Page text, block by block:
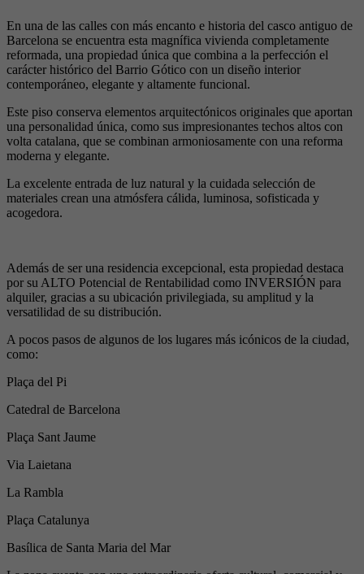
En una de las calles con más encanto e historia del casco antiguo de
Barcelona se encuentra esta magnífica vivienda completamente
reformada, una propiedad única que combina a la perfección el
carácter histórico del Barrio Gótico con un diseño interior
contemporáneo, elegante y altamente funcional.
Este piso conserva elementos arquitectónicos originales que aportan
una personalidad única, como sus impresionantes techos altos con
volta catalana, que se combinan armoniosamente con una reforma
moderna y elegante.
La excelente entrada de luz natural y la cuidada selección de
materiales crean una atmósfera cálida, luminosa, sofisticada y
acogedora.
Además de ser una residencia excepcional, esta propiedad destaca
por su ALTO Potencial de Rentabilidad como INVERSIÓN para
alquiler, gracias a su ubicación privilegiada, su amplitud y la
versatilidad de su distribución.
A pocos pasos de algunos de los lugares más icónicos de la ciudad,
como:
Plaça del Pi
Catedral de Barcelona
Plaça Sant Jaume
Via Laietana
La Rambla
Plaça Catalunya
Basílica de Santa Maria del Mar